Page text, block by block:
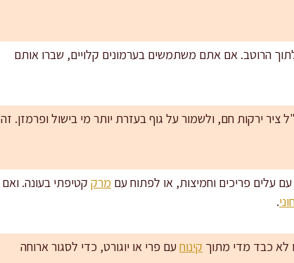
הרוטב. אם אתם משתמשים בערמונים קלויים, שברו אותם
גרסה קלה יותר: אפשר להחליף חצי מכמות השמנת ב-150 מ"ל ציר ירקות חם, ולשמור על גוף בעזרת יותר מי בישול ופרמזן. זה
עם עלים פריכים וחמיצות, או לפתוח עם מרק קטיפתי בעונה. ואם
.
לא כבד מדי מתוך קינוח עם פרי או יוגורט, כדי לסגור ארוחה